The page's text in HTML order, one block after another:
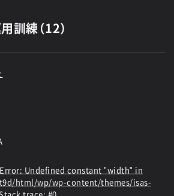
訓練（12）
Undefined constant "width" in
html/wp/wp-content/themes/isas-